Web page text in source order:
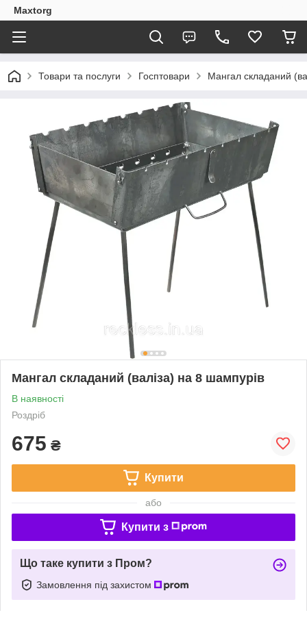
Maxtorg
Товари та послуги Госптовари Мангал складаний
Мангал складаний (валіза) на 8 шампурів
В наявності
Роздріб
675 ₴
Купити
або
Купити з
Що таке купити з Пром?
Замовлення під захистом